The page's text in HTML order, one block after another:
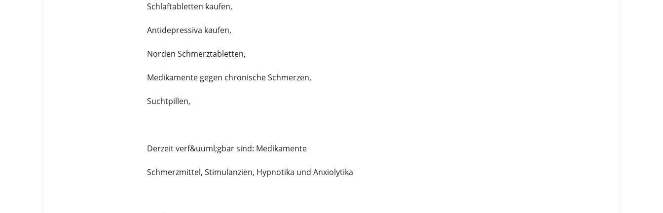
Schlaftabletten kaufen,
Antidepressiva kaufen,
Norden Schmerztabletten,
Medikamente gegen chronische Schmerzen,
Suchtpillen,
Derzeit verf&uuml;gbar sind: Medikamente
Schmerzmittel, Stimulanzien, Hypnotika und Anxiolytika